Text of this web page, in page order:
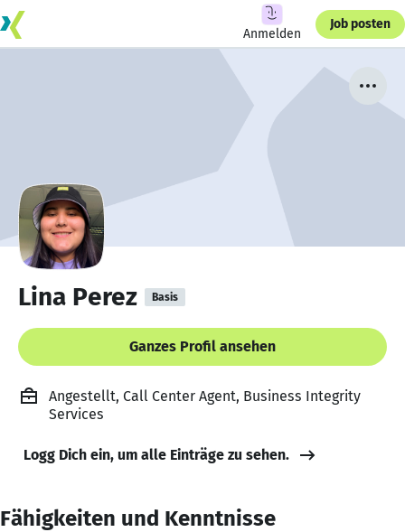
Anmelden
Job posten
Lina Perez Basis
Ganzes Profil ansehen
Angestellt, Call Center Agent, Business Integrity
Services
Logg Dich ein, um alle Einträge zu sehen.
Fähigkeiten und Kenntnisse